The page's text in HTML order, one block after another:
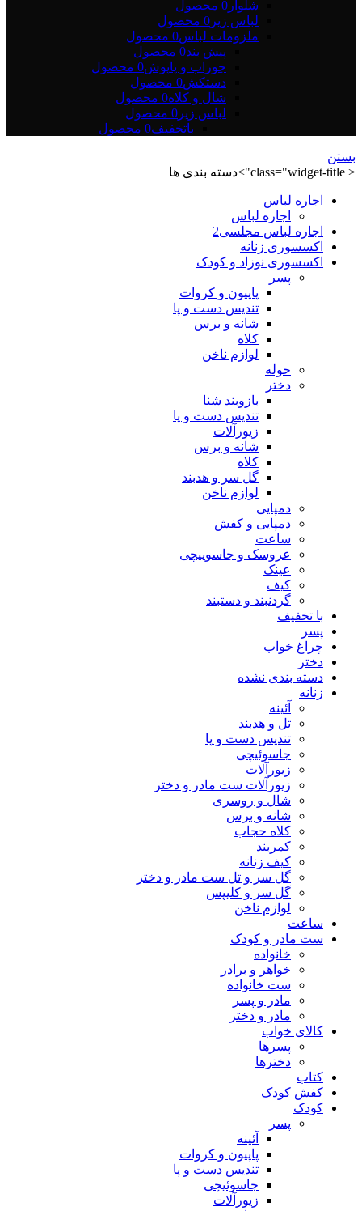
شلوار 0 محصول
لباس زیر 0 محصول
ملزومات لباس0 محصول
پیش بند0 محصول
جوراب و پاپوش0 محصول
دستکش0 محصول
شال و کلاه0 محصول
لباس زیر 0 محصول
باتخفیف0 محصول
بستن
< class="widget-title">دسته بندی ها
اجاره لباس
اجاره لباس
اجاره لباس مجلسی2
اکسسوری زنانه
اکسسوری نوزاد و کودک
پسر
پاپیون و کروات
تندیس دست و پا
شانه و برس
کلاه
لوازم ناخن
حوله
دختر
بازوبند شنا
تندیس دست و پا
زیورآلات
شانه و برس
کلاه
گل سر و هدبند
لوازم ناخن
دمپایی
دمپایی و کفش
ساعت
عروسک و جاسوییچی
عینک
کیف
گردنبند و دستبند
با تخفیف
پسر
چراغ خواب
دختر
دسته بندی نشده
زنانه
آئینه
تل و هدبند
تندیس دست و پا
جاسوئیچی
زیورآلات
زیورآلات ست مادر و دختر
شال و روسری
شانه و برس
کلاه حجاب
کمربند
کیف زنانه
گل سر و تل ست مادر و دختر
گل سر و کلیپس
لوازم ناخن
ساعت
ست مادر و کودک
خانواده
خواهر و برادر
ست خانواده
مادر و پسر
مادر و دختر
کالای خواب
پسرها
دخترها
کتاب
کفش کودک
کودک
پسر
آئینه
پاپیون و کروات
تندیس دست و پا
جاسوئیچی
زیورآلات